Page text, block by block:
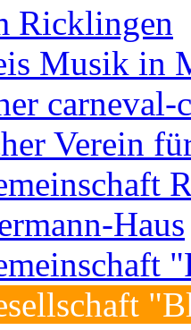
Ricklingen
Musik in
carneval-
Verein
Haus